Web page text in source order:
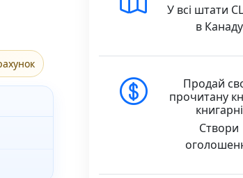
У всі штати
в Канаду
Продай
прочитану
книгарні
Створи